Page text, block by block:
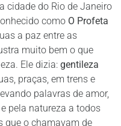
cidade do Rio de Janeiro
como O Profeta
a paz entre as
muito bem o que
Ele dizia: gentileza
praças, em trens e
palavras de amor,
pela natureza a todos
que o chamavam de